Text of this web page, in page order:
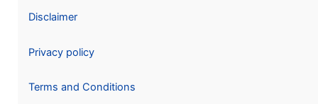
Disclaimer
Privacy policy
Terms and Conditions